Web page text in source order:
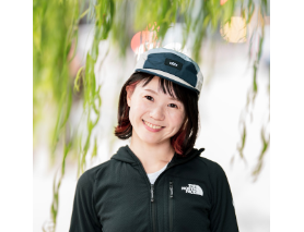
PACER CAP (POSTAL BLUE / DUST GR
EY / NAVY BLUE)
¥7,260